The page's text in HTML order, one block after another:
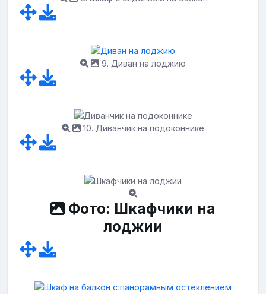
9. Диван на лоджию
10. Диванчик на подоконнике
Фото: Шкафчики на
лоджии